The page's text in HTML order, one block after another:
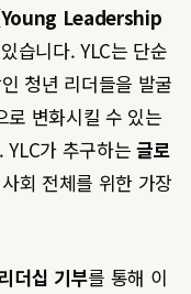
Leadership
습니다. YLC는 단순
청년 리더들을 발굴
로 변화시킬 수 있는
YLC가 추구하는글로
회 전체를 위한 가장
더십 기부를 통해 이